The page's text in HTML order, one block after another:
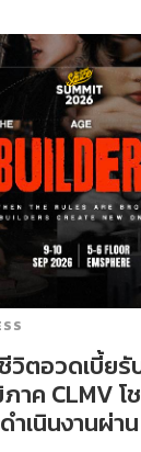
วิตอวดเบี้ยรั
าค CLMV
ำเนินงานผ่